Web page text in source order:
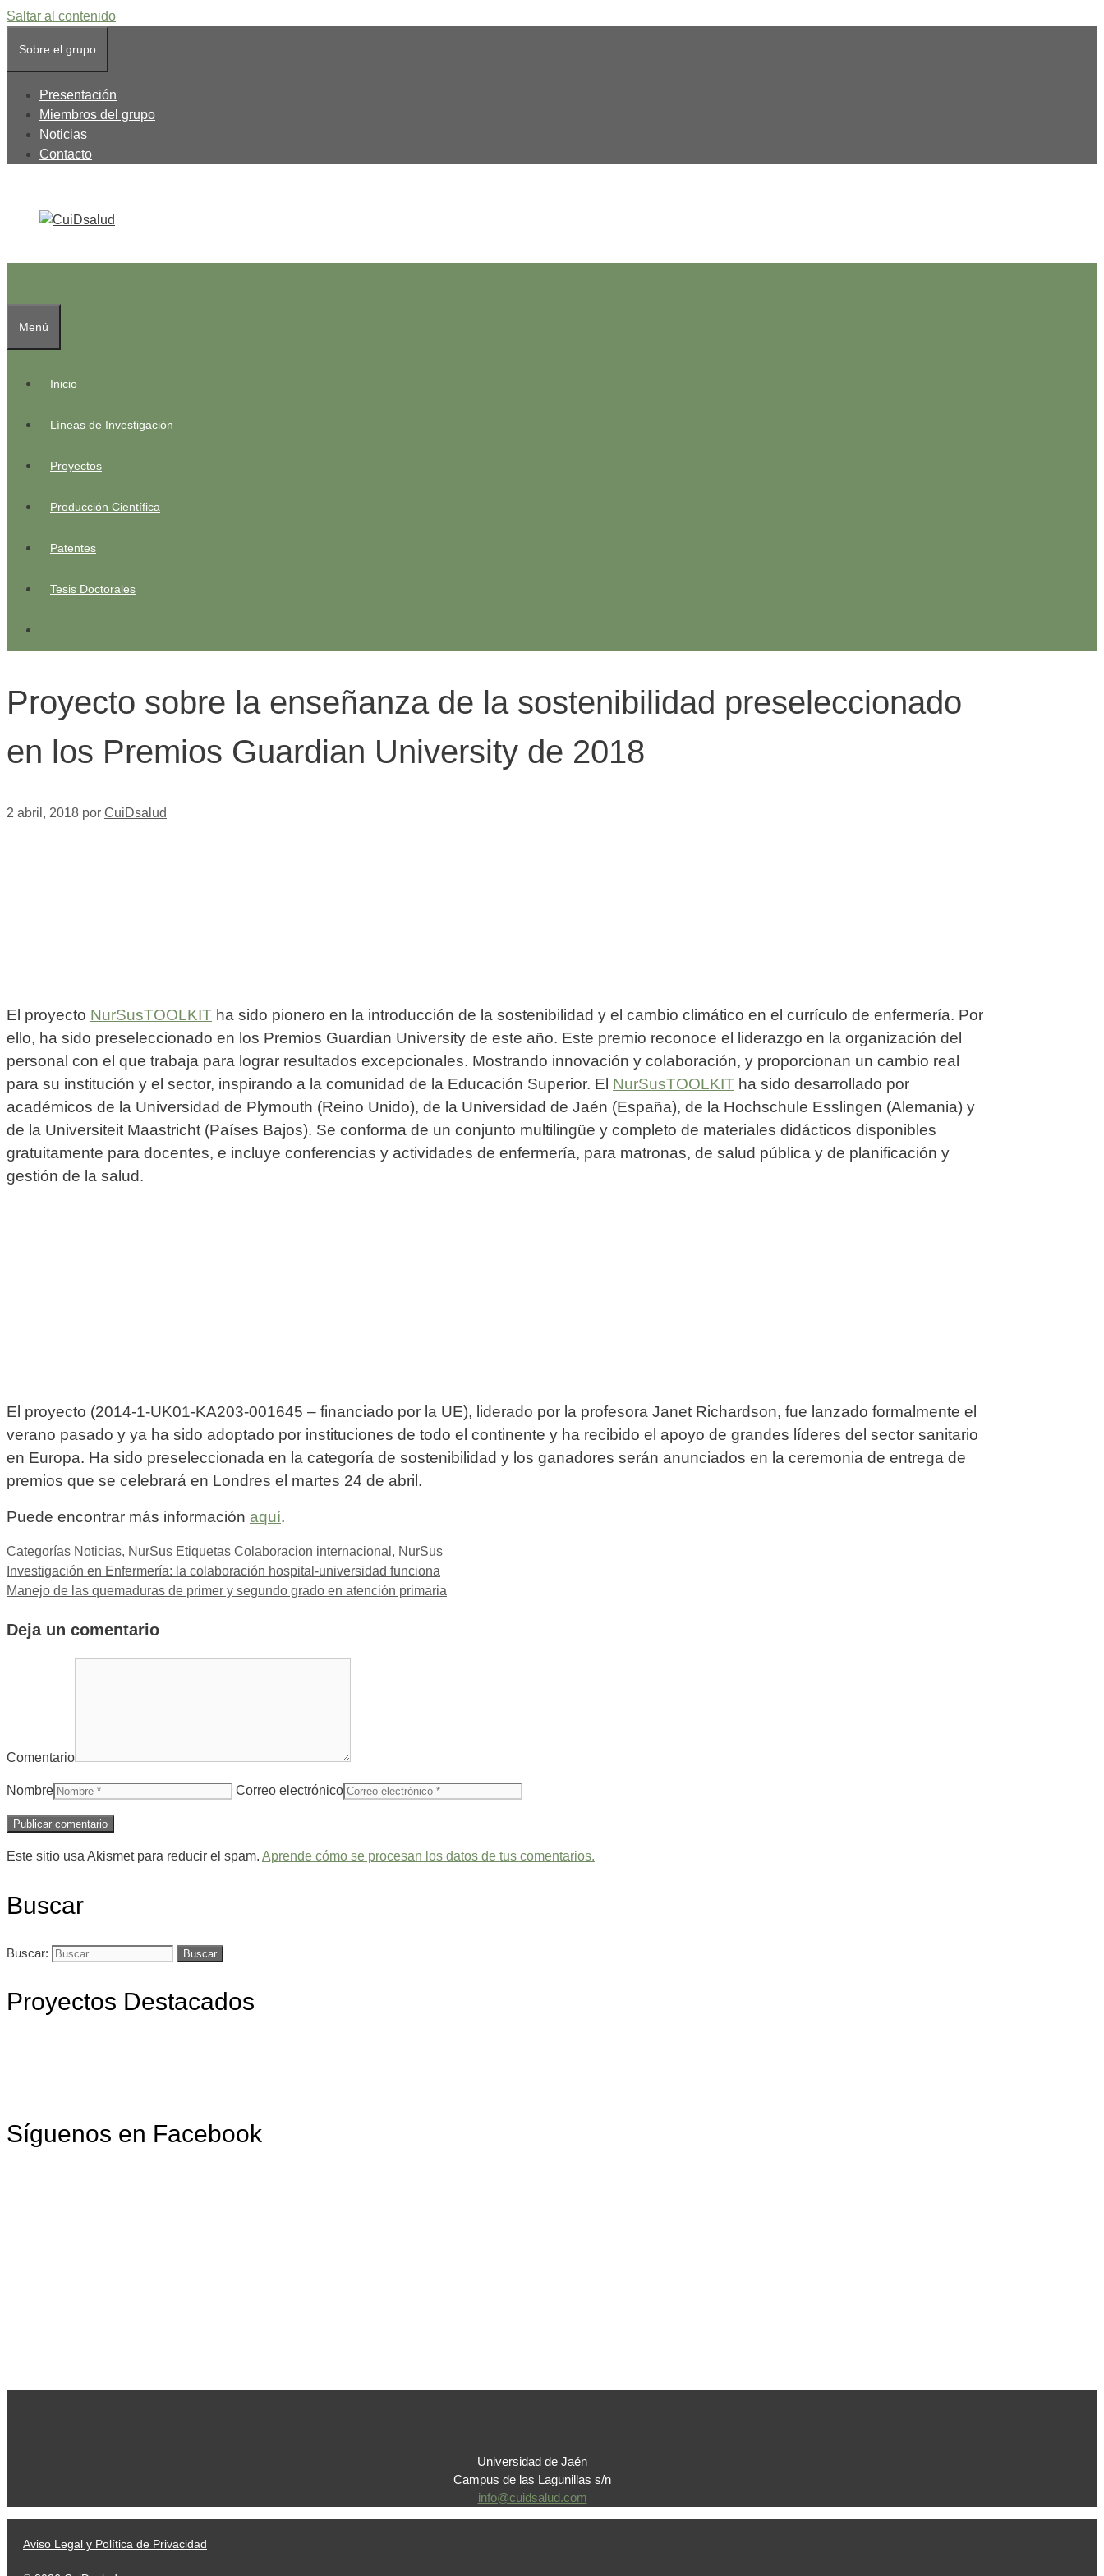
Saltar al contenido
Sobre el grupo
Presentación
Miembros del grupo
Noticias
Contacto
Menú
Inicio
Líneas de Investigación
Proyectos
Producción Científica
Patentes
Tesis Doctorales
Proyecto sobre la enseñanza de la sostenibilidad preseleccionado
en los Premios Guardian University de 2018
2 abril, 2018 por CuiDsalud
El proyecto NurSusTOOLKIT ha sido pionero en la introducción de la sostenibilidad y el cambio climático en el currículo de enfermería. Por
ello, ha sido preseleccionado en los Premios Guardian University de este año. Este premio reconoce el liderazgo en la organización del
personal con el que trabaja para lograr resultados excepcionales. Mostrando innovación y colaboración, y proporcionan un cambio real
para su institución y el sector, inspirando a la comunidad de la Educación Superior. El NurSusTOOLKIT ha sido desarrollado por
académicos de la Universidad de Plymouth (Reino Unido), de la Universidad de Jaén (España), de la Hochschule Esslingen (Alemania) y
de la Universiteit Maastricht (Países Bajos). Se conforma de un conjunto multilingüe y completo de materiales didácticos disponibles
gratuitamente para docentes, e incluye conferencias y actividades de enfermería, para matronas, de salud pública y de planificación y
gestión de la salud.
El proyecto (2014-1-UK01-KA203-001645 – financiado por la UE), liderado por la profesora Janet Richardson, fue lanzado formalmente el
verano pasado y ya ha sido adoptado por instituciones de todo el continente y ha recibido el apoyo de grandes líderes del sector sanitario
en Europa. Ha sido preseleccionada en la categoría de sostenibilidad y los ganadores serán anunciados en la ceremonia de entrega de
premios que se celebrará en Londres el martes 24 de abril.
Puede encontrar más información aquí.
Categorías Noticias, NurSus Etiquetas Colaboracion internacional , NurSus
Investigación en Enfermería: la colaboración hospital-universidad funciona
Manejo de las quemaduras de primer y segundo grado en atención primaria
Deja un comentario
Comentario
Nombre Correo electrónico
Este sitio usa Akismet para reducir el spam. Aprende cómo se procesan los datos de tus comentarios.
Buscar
Buscar:
Proyectos Destacados
Síguenos en Facebook
Universidad de Jaén
Campus de las Lagunillas s/n
info@cuidsalud.com
Aviso Legal y Política de Privacidad